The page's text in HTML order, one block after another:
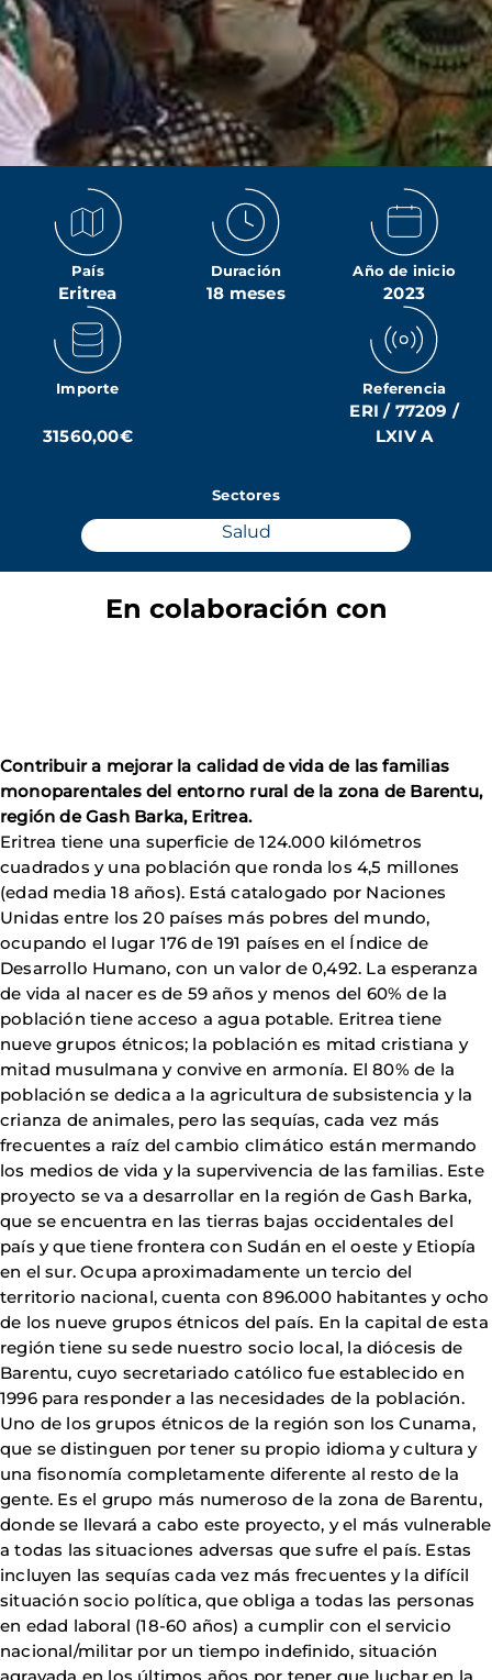
País
Eritrea
Duración
18 meses
Año de inicio
2023
Importe
31560,00€
Referencia
ERI / 77209 /
LXIV A
Sectores
Salud
En colaboración con
Contribuir a mejorar la calidad de vida de las familias
monoparentales del entorno rural de la zona de Barentu,
región de Gash Barka, Eritrea.
Eritrea tiene una superficie de 124.000 kilómetros
cuadrados y una población que ronda los 4,5 millones
(edad media 18 años). Está catalogado por Naciones
Unidas entre los 20 países más pobres del mundo,
ocupando el lugar 176 de 191 países en el Índice de
Desarrollo Humano, con un valor de 0,492. La esperanza
de vida al nacer es de 59 años y menos del 60% de la
población tiene acceso a agua potable. Eritrea tiene
nueve grupos étnicos; la población es mitad cristiana y
mitad musulmana y convive en armonía. El 80% de la
población se dedica a la agricultura de subsistencia y la
crianza de animales, pero las sequías, cada vez más
frecuentes a raíz del cambio climático están mermando
los medios de vida y la supervivencia de las familias. Este
proyecto se va a desarrollar en la región de Gash Barka,
que se encuentra en las tierras bajas occidentales del
país y que tiene frontera con Sudán en el oeste y Etiopía
en el sur. Ocupa aproximadamente un tercio del
territorio nacional, cuenta con 896.000 habitantes y ocho
de los nueve grupos étnicos del país. En la capital de esta
región tiene su sede nuestro socio local, la diócesis de
Barentu, cuyo secretariado católico fue establecido en
1996 para responder a las necesidades de la población.
Uno de los grupos étnicos de la región son los Cunama,
que se distinguen por tener su propio idioma y cultura y
una fisonomía completamente diferente al resto de la
gente. Es el grupo más numeroso de la zona de Barentu,
donde se llevará a cabo este proyecto, y el más vulnerable
a todas las situaciones adversas que sufre el país. Estas
incluyen las sequías cada vez más frecuentes y la difícil
situación socio política, que obliga a todas las personas
en edad laboral (18-60 años) a cumplir con el servicio
nacional/militar por un tiempo indefinido, situación